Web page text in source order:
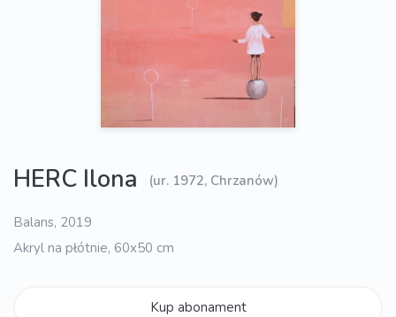
HERC Ilona (ur. 1972, Chrzanów)
Balans, 2019
Akryl na płótnie, 60x50 cm
Kup abonament